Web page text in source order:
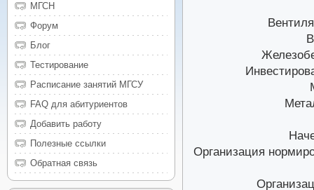
Организация
МГСН
Форум
Блог
Тестирование
Расписание занятий МГСУ
FAQ для абитуриентов
Добавить работу
Полезные ссылки
Обратная связь